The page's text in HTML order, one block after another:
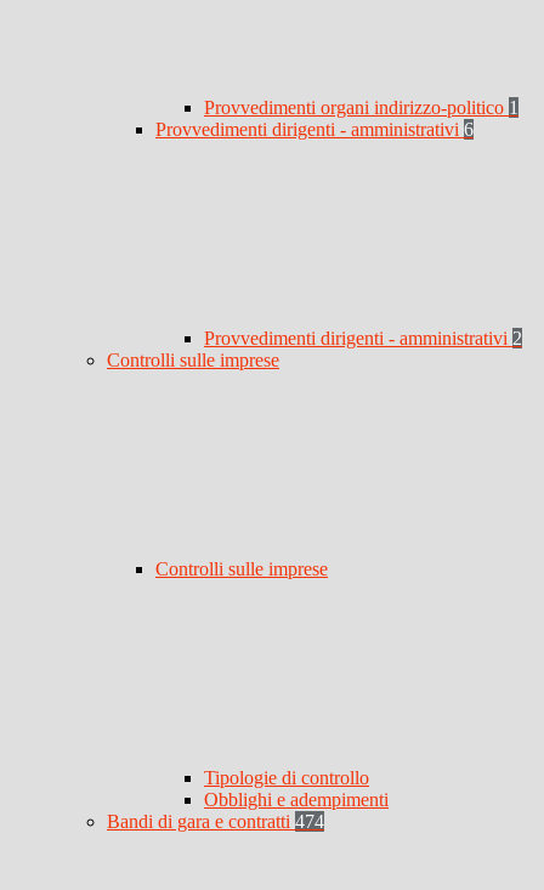
Provvedimenti organi indirizzo-politico 1
Provvedimenti dirigenti - amministrativi 6
Provvedimenti dirigenti - amministrativi 2
Controlli sulle imprese
Controlli sulle imprese
Tipologie di controllo
Obblighi e adempimenti
Bandi di gara e contratti 474